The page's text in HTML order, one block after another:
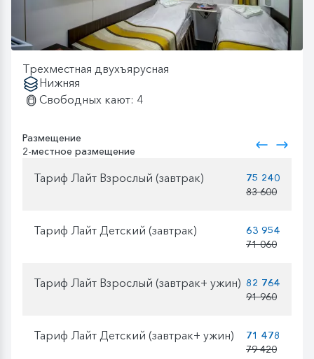
Трехместная двухъярусная
Нижняя
Свободных кают: 4
Размещение
2-местное размещение
Тариф Лайт Взрослый (завтрак)
75 240
83 600
Тариф Лайт Детский (завтрак)
63 954
71 060
Тариф Лайт Взрослый (завтрак+ ужин) 82 764
91 960
Тариф Лайт Детский (завтрак+ ужин)
71 478
79 420